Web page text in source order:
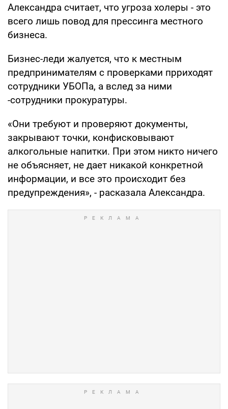
Александра считает, что угроза холеры - это
всего лишь повод для прессинга местного
бизнеса.
Бизнес-леди жалуется, что к местным
предпринимателям с проверками прриходят
сотрудники УБОПа, а вслед за ними
-сотрудники прокуратуры.
«Они требуют и проверяют документы,
закрывают точки, конфисковывают
алкогольные напитки. При этом никто ничего
не объясняет, не дает никакой конкретной
информации, и все это происходит без
предупреждения», - расказала Александра.